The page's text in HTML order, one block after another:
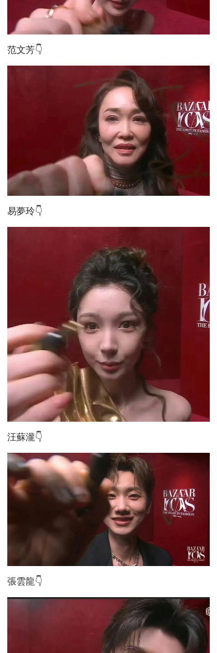
范文芳👇
易夢玲👇
汪蘇瀧👇
張雲龍👇